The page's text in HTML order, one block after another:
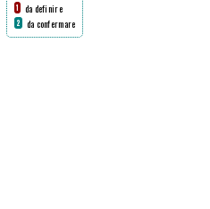
1 da definire
2 da confermare